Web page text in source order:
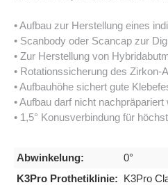
• Aufbau zur Herstellung eines
• Scanbody oder Scancap zur
• Zur Herstellung von
• Rotationssicherung des
• Aufbauhöhe sichert gute
• Aufbau darf nicht nachpräpariert
• 1,5° Konusverbindung für
Abwinkelung:
0°
K3Pro Prothetiklinie: K3Pro